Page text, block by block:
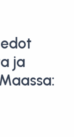
ja